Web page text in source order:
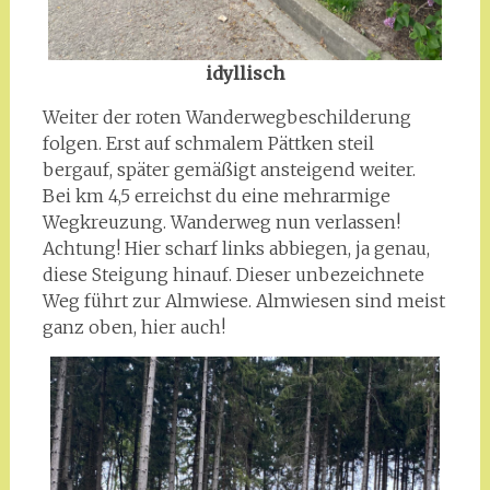
idyllisch
Weiter der roten Wanderwegbeschilderung
folgen. Erst auf schmalem Pättken steil
bergauf, später gemäßigt ansteigend weiter.
Bei km 4,5 erreichst du eine mehrarmige
Wegkreuzung. Wanderweg nun verlassen!
Achtung! Hier scharf links abbiegen, ja genau,
diese Steigung hinauf. Dieser unbezeichnete
Weg führt zur Almwiese. Almwiesen sind meist
ganz oben, hier auch!